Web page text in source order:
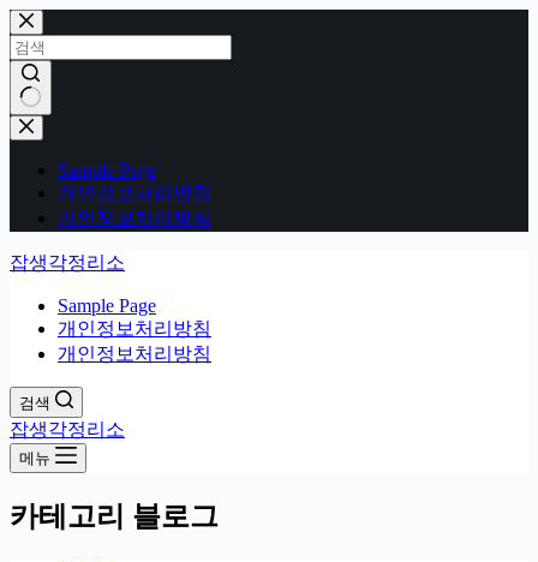
본
문
으
로
건
너
결
Sample Page
개인정보처리방침
개인정보처리방침
잡생각정리소
Sample Page
개인정보처리방침
개인정보처리방침
검색
잡생각정리소
메뉴
카테고리 블로그